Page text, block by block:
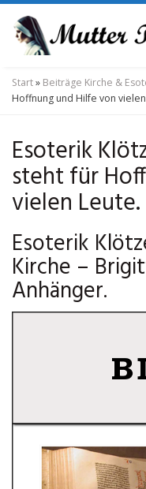
Skip
main
content
Start» Beiträge Kirche &
Hoffnung und Hilfe von
Esoterik
steht für
vielen Leute.
Esoterik
Kirche –
Anhänger.